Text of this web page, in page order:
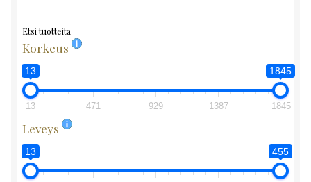
Etsi tuotteita
Korkeus
13 1845
13 471 929 1387 1845
Leveys
13 455